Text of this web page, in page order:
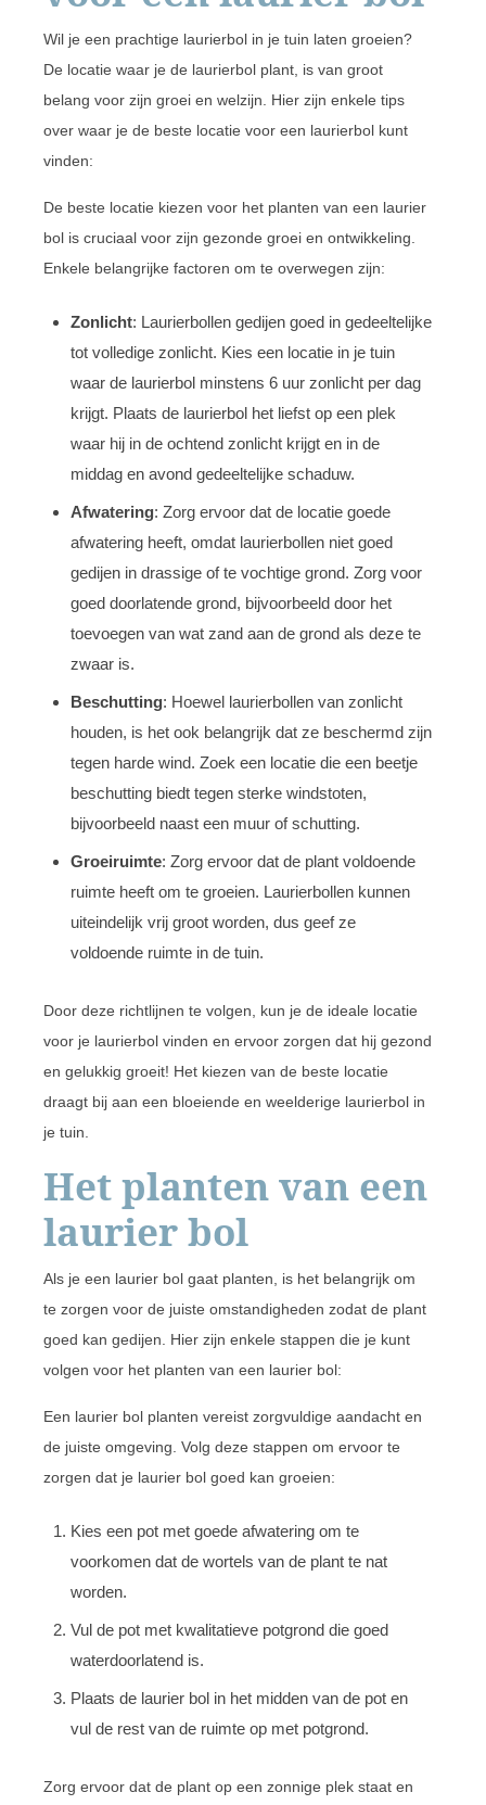
Wil je een prachtige laurierbol in je tuin laten groeien?
De locatie waar je de laurierbol plant, is van groot
belang voor zijn groei en welzijn. Hier zijn enkele tips
over waar je de beste locatie voor een laurierbol kunt
vinden:
De beste locatie kiezen voor het planten van een laurier
bol is cruciaal voor zijn gezonde groei en ontwikkeling.
Enkele belangrijke factoren om te overwegen zijn:
Zonlicht: Laurierbollen gedijen goed in gedeeltelijke
tot volledige zonlicht. Kies een locatie in je tuin
waar de laurierbol minstens 6 uur zonlicht per dag
krijgt. Plaats de laurierbol het liefst op een plek
waar hij in de ochtend zonlicht krijgt en in de
middag en avond gedeeltelijke schaduw.
Afwatering: Zorg ervoor dat de locatie goede
afwatering heeft, omdat laurierbollen niet goed
gedijen in drassige of te vochtige grond. Zorg voor
goed doorlatende grond, bijvoorbeeld door het
toevoegen van wat zand aan de grond als deze te
zwaar is.
Beschutting: Hoewel laurierbollen van zonlicht
houden, is het ook belangrijk dat ze beschermd zijn
tegen harde wind. Zoek een locatie die een beetje
beschutting biedt tegen sterke windstoten,
bijvoorbeeld naast een muur of schutting.
Groeiruimte: Zorg ervoor dat de plant voldoende
ruimte heeft om te groeien. Laurierbollen kunnen
uiteindelijk vrij groot worden, dus geef ze
voldoende ruimte in de tuin.
Door deze richtlijnen te volgen, kun je de ideale locatie
voor je laurierbol vinden en ervoor zorgen dat hij gezond
en gelukkig groeit! Het kiezen van de beste locatie
draagt bij aan een bloeiende en weelderige laurierbol in
je tuin.
Het planten van een
laurier bol
Als je een laurier bol gaat planten, is het belangrijk om
te zorgen voor de juiste omstandigheden zodat de plant
goed kan gedijen. Hier zijn enkele stappen die je kunt
volgen voor het planten van een laurier bol:
Een laurier bol planten vereist zorgvuldige aandacht en
de juiste omgeving. Volg deze stappen om ervoor te
zorgen dat je laurier bol goed kan groeien:
Kies een pot met goede afwatering om te
voorkomen dat de wortels van de plant te nat
worden.
Vul de pot met kwalitatieve potgrond die goed
waterdoorlatend is.
Plaats de laurier bol in het midden van de pot en
vul de rest van de ruimte op met potgrond.
Zorg ervoor dat de plant op een zonnige plek staat en